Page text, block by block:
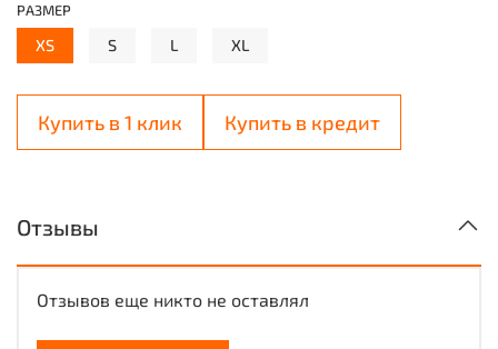
Купить в 1 клик Купить в кредит
РАЗМЕР
XS S L XL
Отзывы
Отзывов еще никто не оставлял